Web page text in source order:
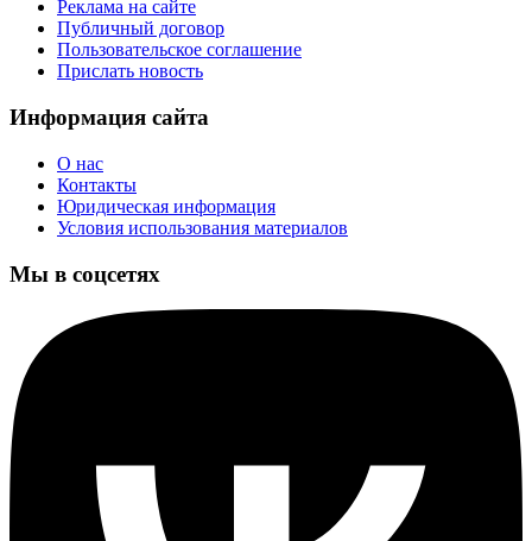
Реклама на сайте
Публичный договор
Пользовательское соглашение
Прислать новость
Информация сайта
О нас
Контакты
Юридическая информация
Условия использования материалов
Мы в соцсетях